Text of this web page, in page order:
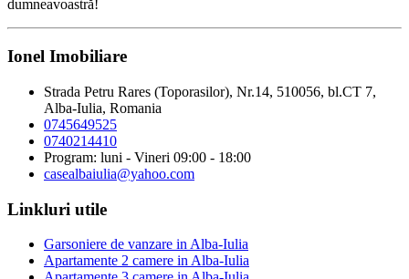
dumneavoastră!
Ionel Imobiliare
Strada Petru Rares (Toporasilor), Nr.14, 510056, bl.CT 7,
Alba-Iulia, Romania
0745649525
0740214410
Program: luni - Vineri 09:00 - 18:00
casealbaiulia@yahoo.com
Linkluri utile
Garsoniere de vanzare in Alba-Iulia
Apartamente 2 camere in Alba-Iulia